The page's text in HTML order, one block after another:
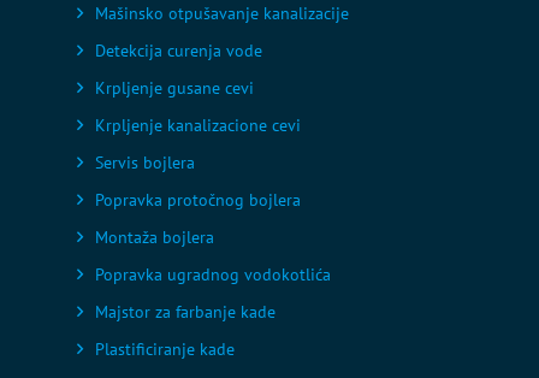
Mašinsko otpušavanje kanalizacije
Detekcija curenja vode
Krpljenje gusane cevi
Krpljenje kanalizacione cevi
Servis bojlera
Popravka protočnog bojlera
Montaža bojlera
Popravka ugradnog vodokotlića
Majstor za farbanje kade
Plastificiranje kade